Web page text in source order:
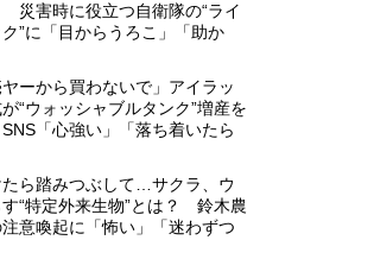
災害時に役立つ自衛隊の“ライ
”に「目からうろこ」「助か
ヤーから買わないで」アイラッ
“ウォッシャブルタンク”増産を
「心強い」「落ち着いたら
たら踏みつぶして…サクラ、ウ
す“特定外来生物”とは？ 鈴木農
意喚起に「怖い」「迷わずつ